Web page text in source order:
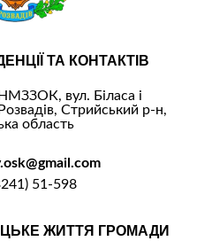
ТА КОНТАКТІВ
вул. Біласа і
Стрийський р-н,
область
51-598
ЖИТТЯ ГРОМАДИ